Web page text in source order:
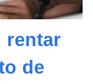
rentar
de